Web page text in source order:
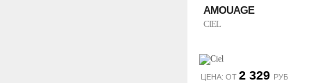
AMOUAGE
CIEL
ЦЕНА: ОТ 2 329 РУБ